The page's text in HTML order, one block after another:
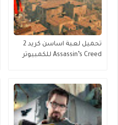
تحميل لعبة اساسن كريد 2
Assassin’s Creed للكمبيوتر